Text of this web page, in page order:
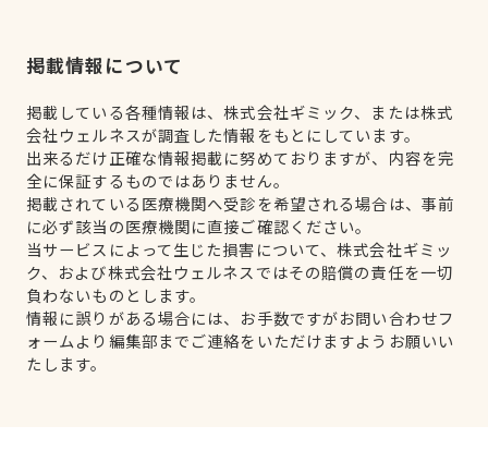
掲載情報について
掲載している各種情報は、株式会社ギミック、または株式
会社ウェルネスが調査した情報をもとにしています。
出来るだけ正確な情報掲載に努めておりますが、内容を完
全に保証するものではありません。
掲載されている医療機関へ受診を希望される場合は、事前
に必ず該当の医療機関に直接ご確認ください。
当サービスによって生じた損害について、株式会社ギミッ
ク、および株式会社ウェルネスではその賠償の責任を一切
負わないものとします。
情報に誤りがある場合には、お手数ですがお問い合わせフ
ォームより編集部までご連絡をいただけますようお願いい
たします。